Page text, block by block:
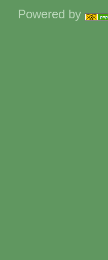
Powered by